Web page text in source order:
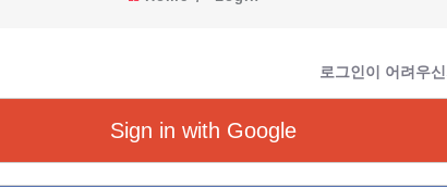
로그인이 어려우
Sign in with Google